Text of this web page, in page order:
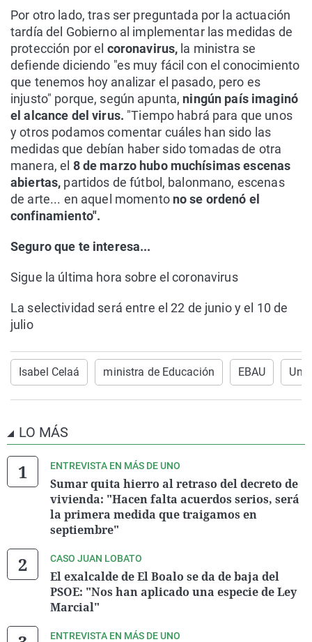
Por otro lado, tras ser preguntada por la actuación
tardía del Gobierno al implementar las medidas de
protección por el coronavirus, la ministra se
defiende diciendo "es muy fácil con el conocimiento
que tenemos hoy analizar el pasado, pero es
injusto" porque, según apunta, ningún país imaginó
el alcance del virus. "Tiempo habrá para que unos
y otros podamos comentar cuáles han sido las
medidas que debían haber sido tomadas de otra
manera, el 8 de marzo hubo muchísimas escenas
abiertas, partidos de fútbol, balonmano, escenas
de arte... en aquel momento no se ordenó el
confinamiento".
Seguro que te interesa...
Sigue la última hora sobre el coronavirus
La selectividad será entre el 22 de junio y el 10 de
julio
Isabel Celaá ministra de Educación EBAU
LO MÁS
ENTREVISTA EN MÁS DE UNO
Sumar quita hierro al retraso del decreto de
vivienda: "Hacen falta acuerdos serios, será
la primera medida que traigamos en
septiembre"
CASO JUAN LOBATO
El exalcalde de El Boalo se da de baja del
PSOE: "Nos han aplicado una especie de Ley
Marcial"
ENTREVISTA EN MÁS DE UNO